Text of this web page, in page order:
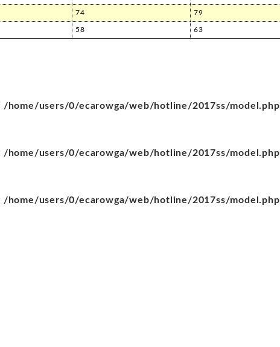
74 79
58 63
/home/users/0/ecarowga/web/hotline/2017ss/model.php
/home/users/0/ecarowga/web/hotline/2017ss/model.php
/home/users/0/ecarowga/web/hotline/2017ss/model.php